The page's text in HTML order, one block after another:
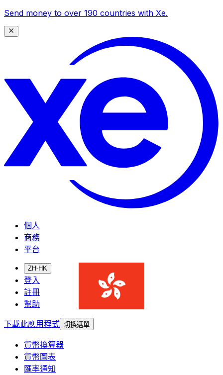
Send money to over 190 countries with Xe.
個人
商務
平台
ZH-HK
登入
註冊
幫助
下載此應用程式 切換選單
貨幣換算器
貨幣圖表
匯率通知